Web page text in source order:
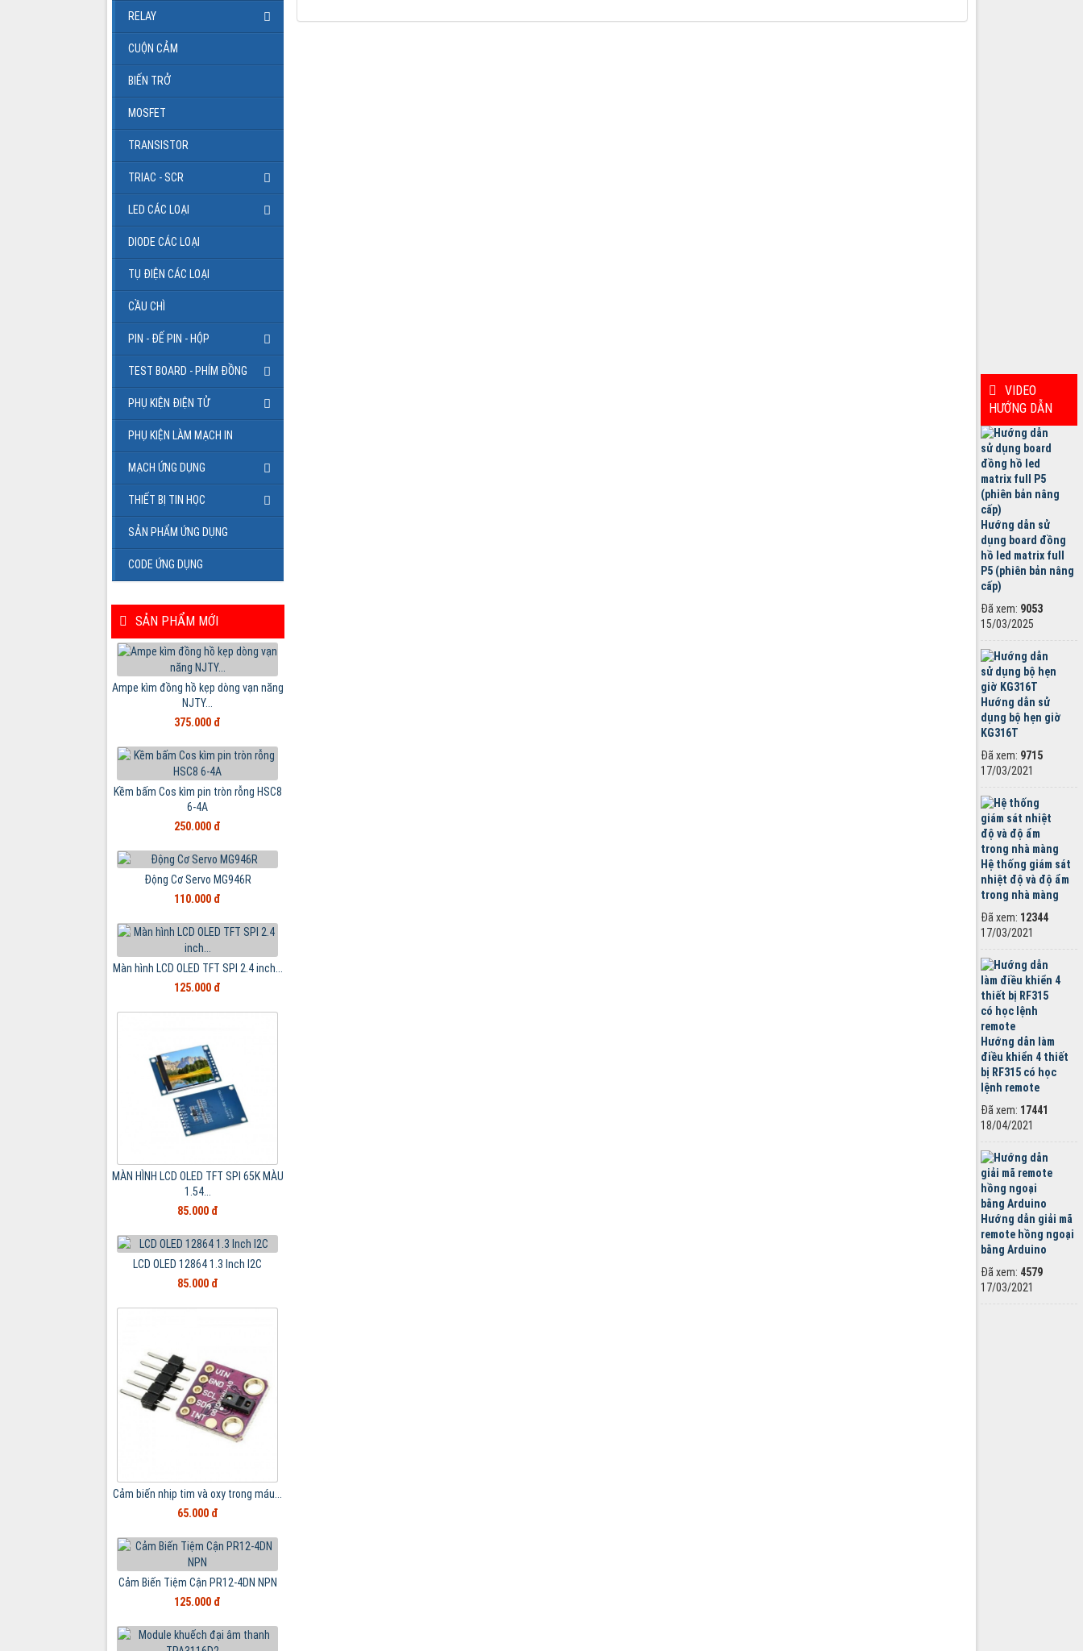
RELAY
CUỘN CẢM
BIẾN TRỞ
MOSFET
TRANSISTOR
TRIAC - SCR
LED CÁC LOẠI
DIODE CÁC LOẠI
TỤ ĐIỆN CÁC LOẠI
CẦU CHÌ
PIN - ĐẾ PIN - HỘP
TEST BOARD - PHÍM ĐỒNG
PHỤ KIỆN ĐIỆN TỬ
PHỤ KIỆN LÀM MẠCH IN
MẠCH ỨNG DỤNG
THIẾT BỊ TIN HỌC
SẢN PHẨM ỨNG DỤNG
CODE ỨNG DỤNG
SẢN PHẨM MỚI
Ampe kìm đồng hồ kẹp dòng vạn năng
NJTY...
375.000 đ
Kềm bấm Cos kìm pin tròn rỗng HSC8
6-4A
250.000 đ
Động Cơ Servo MG946R
110.000 đ
Màn hình LCD OLED TFT SPI 2.4 inch...
125.000 đ
MÀN HÌNH LCD OLED TFT SPI 65K MÀU
1.54...
85.000 đ
LCD OLED 12864 1.3 Inch I2C
85.000 đ
Cảm biến nhịp tim và oxy trong máu...
65.000 đ
Cảm Biến Tiệm Cận PR12-4DN NPN
125.000 đ
VIDEO
HƯỚNG DẪN
Hướng dẫn sử
dụng board đồng
hồ led matrix full
P5 (phiên bản nâng
cấp)
Đã xem: 9053
15/03/2025
Hướng dẫn sử
dụng bộ hẹn giờ
KG316T
Đã xem: 9715
17/03/2021
Hệ thống giám sát
nhiệt độ và độ ẩm
trong nhà màng
Đã xem: 12344
17/03/2021
Hướng dẫn làm
điều khiển 4 thiết
bị RF315 có học
lệnh remote
Đã xem: 17441
18/04/2021
Hướng dẫn giải mã
remote hồng ngoại
bằng Arduino
Đã xem: 4579
17/03/2021